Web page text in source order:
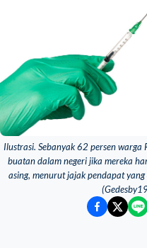
Ilustrasi. Sebanyak 62 persen
buatan dalam negeri jika mereka
asing, menurut jajak pendapat